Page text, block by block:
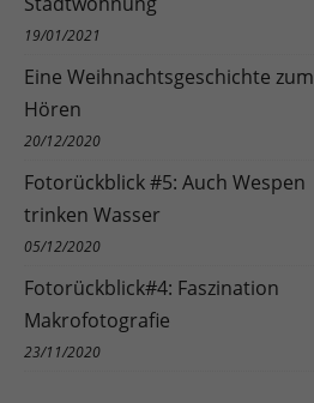
19/01/2021
Eine Weihnachtsgeschichte zum
Hören
20/12/2020
Fotorückblick #5: Auch Wespen
trinken Wasser
05/12/2020
Fotorückblick#4: Faszination
Makrofotografie
23/11/2020